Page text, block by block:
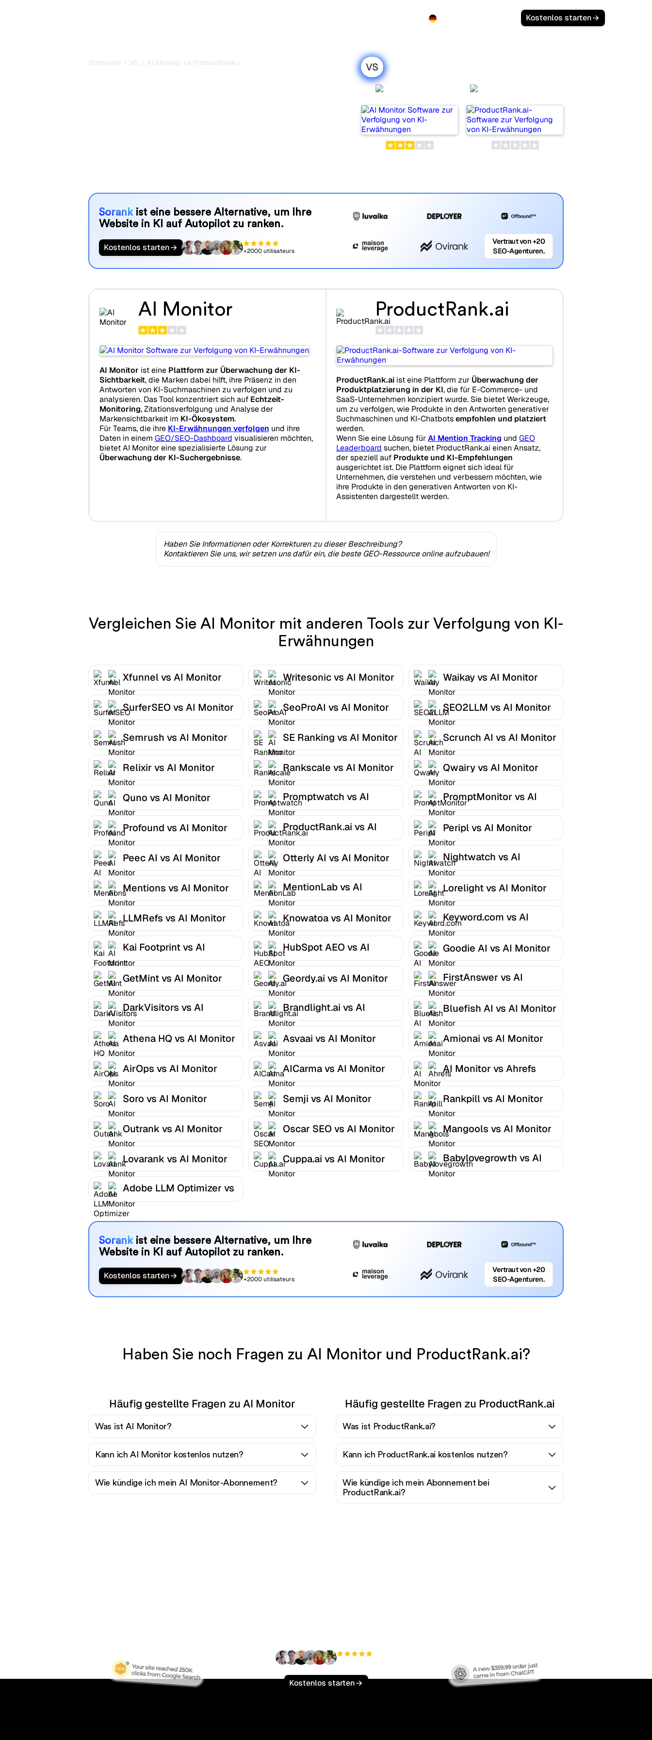
Kostenlos starten
Startseite / VS / AI Monitor vs ProductRank.ai VS
Sorankist eine bessere Alternative, um Ihre
Website in KI auf Autopilot zu ranken.
Kostenlos starten +2000 utilisateurs
Vertraut von +20
SEO-Agenturen.
AI Monitor
AI Monitor ist eine Plattform zur Überwachung der KI-
Sichtbarkeit, die Marken dabei hilft, ihre Präsenz in den
Antworten von KI-Suchmaschinen zu verfolgen und zu
analysieren. Das Tool konzentriert sich auf Echtzeit-
Monitoring, Zitationsverfolgung und Analyse der
Markensichtbarkeit im KI-Ökosystem.
Für Teams, die ihre KI-Erwähnungen verfolgen und ihre
Daten in einem GEO/SEO-Dashboard visualisieren möchten,
bietet AI Monitor eine spezialisierte Lösung zur
Überwachung der KI-Suchergebnisse.
ProductRank.ai
ProductRank.ai ist eine Plattform zur Überwachung der
Produktplatzierung in der KI, die für E-Commerce- und
SaaS-Unternehmen konzipiert wurde. Sie bietet Werkzeuge,
um zu verfolgen, wie Produkte in den Antworten generativer
Suchmaschinen und KI-Chatbotsempfohlen und platziert
werden.
Wenn Sie eine Lösung fürAI Mention Tracking und GEO
Leaderboard suchen, bietet ProductRank.ai einen Ansatz,
der speziell auf Produkte und KI-Empfehlungen
ausgerichtet ist. Die Plattform eignet sich ideal für
Unternehmen, die verstehen und verbessern möchten, wie
ihre Produkte in den generativen Antworten von KI-
Assistenten dargestellt werden.
Haben Sie Informationen oder Korrekturen zu dieser Beschreibung?
Kontaktieren Sie uns, wir setzen uns dafür ein, die beste GEO-Ressource online aufzubauen!
Vergleichen Sie AI Monitor mit anderen Tools zur Verfolgung von KI-
Erwähnungen
Xfunnel vs AI Monitor Writesonic vs AI Monitor Waikay vs AI Monitor
SurferSEO vs AI Monitor SeoProAI vs AI Monitor SEO2LLM vs AI Monitor
Semrush vs AI Monitor SE Ranking vs AI Monitor Scrunch AI vs AI Monitor
Relixir vs AI Monitor Rankscale vs AI Monitor Qwairy vs AI Monitor
Quno vs AI Monitor
Promptwatch vs AI
Monitor
PromptMonitor vs AI
Monitor
Profound vs AI Monitor
ProductRank.ai vs AI
Monitor
Peripl vs AI Monitor
Peec AI vs AI Monitor Otterly AI vs AI Monitor
Nightwatch vs AI
Monitor
Mentions vs AI Monitor
MentionLab vs AI
Monitor
Lorelight vs AI Monitor
LLMRefs vs AI Monitor Knowatoa vs AI Monitor
Keyword.com vs AI
Monitor
Kai Footprint vs AI
Monitor
HubSpot AEO vs AI
Monitor
Goodie AI vs AI Monitor
GetMint vs AI Monitor Geordy.ai vs AI Monitor
FirstAnswer vs AI
Monitor
DarkVisitors vs AI
Monitor
Brandlight.ai vs AI
Monitor
Bluefish AI vs AI Monitor
Athena HQ vs AI Monitor Asvaai vs AI Monitor Amionai vs AI Monitor
AirOps vs AI Monitor AICarma vs AI Monitor AI Monitor vs Ahrefs
Soro vs AI Monitor Semji vs AI Monitor Rankpill vs AI Monitor
Outrank vs AI Monitor Oscar SEO vs AI Monitor Mangools vs AI Monitor
Lovarank vs AI Monitor Cuppa.ai vs AI Monitor
Babylovegrowth vs AI
Monitor
Adobe LLM Optimizer vs
AI Monitor
Sorankist eine bessere Alternative, um Ihre
Website in KI auf Autopilot zu ranken.
Kostenlos starten +2000 utilisateurs
Vertraut von +20
SEO-Agenturen.
Haben Sie noch Fragen zu AI Monitor und ProductRank.ai?
Häufig gestellte Fragen zu AI Monitor
Was ist AI Monitor?
Kann ich AI Monitor kostenlos nutzen?
Wie kündige ich mein AI Monitor-Abonnement?
Häufig gestellte Fragen zu ProductRank.ai
Was ist ProductRank.ai?
Kann ich ProductRank.ai kostenlos nutzen?
Wie kündige ich mein Abonnement bei
ProductRank.ai?
Kostenlos starten